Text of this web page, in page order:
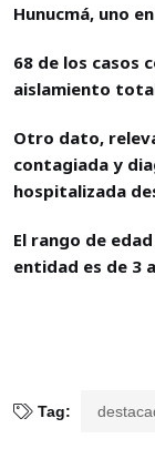
Hunucmá, uno
68 de los casos
aislamiento
Otro dato,
contagiada y
hospitalizada
El rango de
entidad es de 3
Tag: